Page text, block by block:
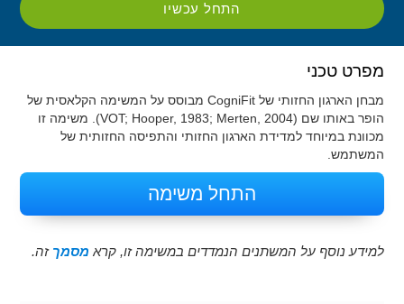
התחל עכשיו
מפרט טכני
מבחן הארגון החזותי של CogniFit מבוסס על המשימה הקלאסית של
הופר באותו שם (VOT; Hooper, 1983; Merten, 2004). משימה זו
מכוונת במיוחד למדידת הארגון החזותי והתפיסה החזותית של
המשתמש.
התחל משימה
למידע נוסף על המשתנים הנמדדים במשימה זו, קרא מסמך זה.